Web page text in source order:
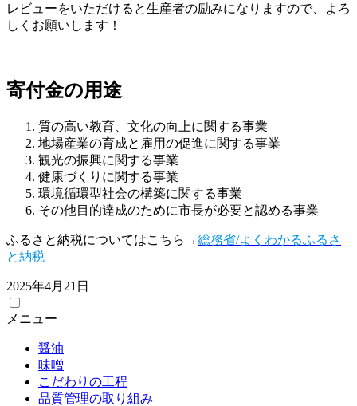
レビューをいただけると生産者の励みになりますので、よろ
しくお願いします！
寄付金の用途
質の高い教育、文化の向上に関する事業
地場産業の育成と雇用の促進に関する事業
観光の振興に関する事業
健康づくりに関する事業
環境循環型社会の構築に関する事業
その他目的達成のために市長が必要と認める事業
ふるさと納税についてはこちら→総務省/よくわかるふるさ
と納税
2025年4月21日
メニュー
醤油
味噌
こだわりの工程
品質管理の取り組み